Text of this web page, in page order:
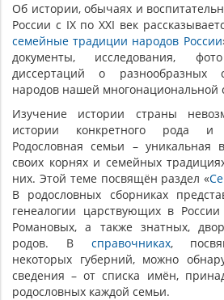
Об истории, обычаях и
России с IX по XXI век
семейные традиции народов России
документы, исследования,
диссертаций о разнообразных
народов нашей многонациональной
Изучение истории страны
истории конкретного рода и
Родословная семьи – уникальная
своих корнях и семейных
них. Этой теме посвящён раздел «
В родословных сборниках
генеалогии царствующих в
Романовых, а также знатных,
родов. В справочниках,
некоторых губерний, можно
сведения – от списка имён,
родословных каждой семьи.